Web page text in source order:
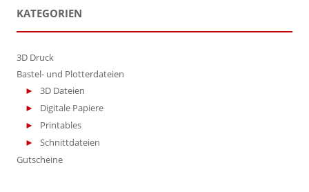
KATEGORIEN
3D Druck
Bastel- und Plotterdateien
3D Dateien
Digitale Papiere
Printables
Schnittdateien
Gutscheine